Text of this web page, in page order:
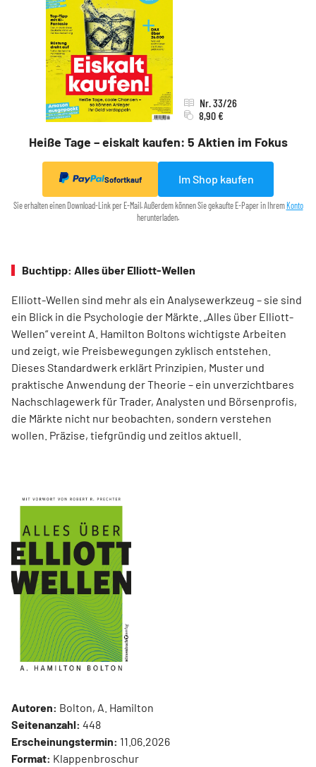
Heiße Tage – eiskalt kaufen: 5 Aktien im Fokus
Nr. 33/26
8,90 €
Sofortkauf Im Shop kaufen
Sie erhalten einen Download-Link per E-Mail. Außerdem können Sie gekaufte E-Paper in Ihrem Konto
herunterladen.
Buchtipp: Alles über Elliott-Wellen
Elliott-Wellen sind mehr als ein Analysewerkzeug – sie sind
ein Blick in die Psychologie der Märkte. „Alles über Elliott-
Wellen“ vereint A. Hamilton Boltons wichtigste Arbeiten
und zeigt, wie Preisbewegungen zyklisch entstehen.
Dieses Standardwerk erklärt Prinzipien, Muster und
praktische Anwendung der Theorie – ein unverzichtbares
Nachschlagewerk für Trader, Analysten und Börsenprofis,
die Märkte nicht nur beobachten, sondern verstehen
wollen. Präzise, tiefgründig und zeitlos aktuell.
Autoren: Bolton, A. Hamilton
Seitenanzahl: 448
Erscheinungstermin: 11.06.2026
Format: Klappenbroschur